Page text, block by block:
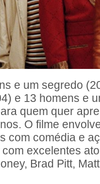
e um segredo
e 13 homens e
quem quer
O filme
com comédia e
excelentes
Brad Pitt,